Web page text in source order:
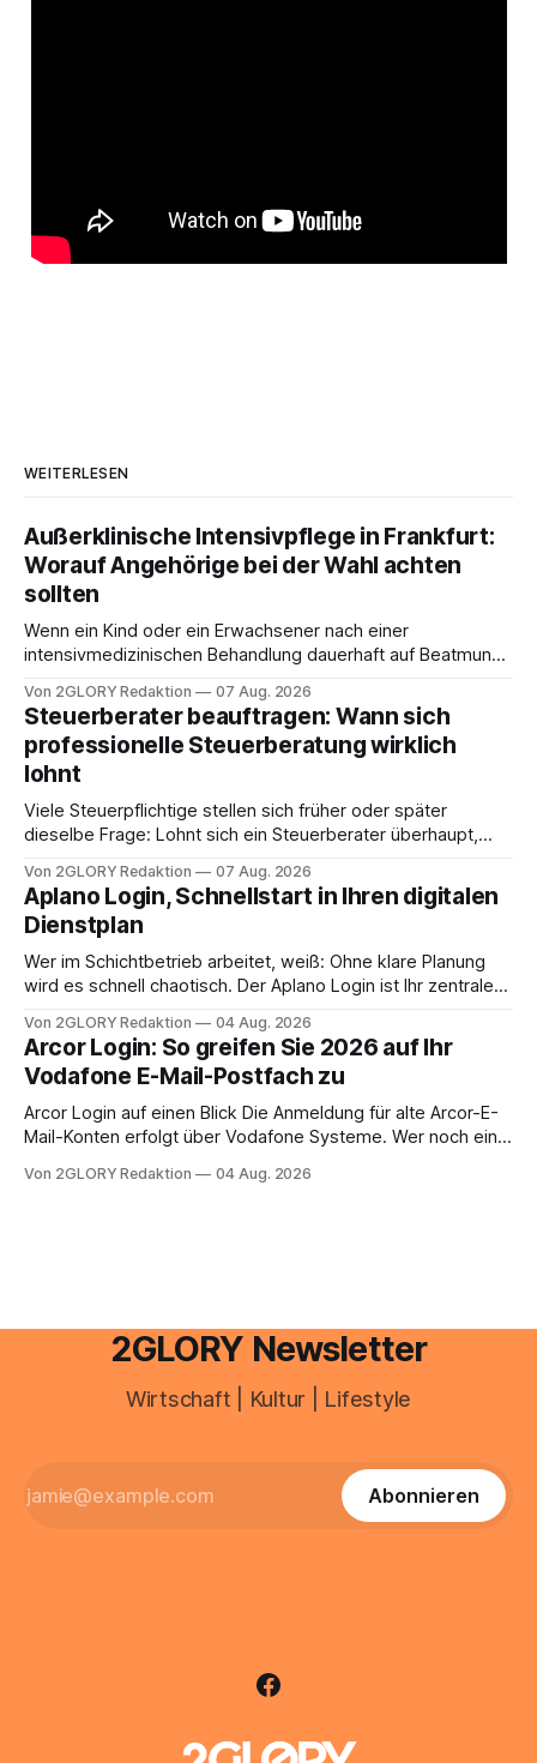
WEITERLESEN
Außerklinische Intensivpflege in Frankfurt:
Worauf Angehörige bei der Wahl achten
sollten
Wenn ein Kind oder ein Erwachsener nach einer
intensivmedizinischen Behandlung dauerhaft auf Beatmung
angewiesen ist, stellt sich für Familien eine schwierige
Frage: Muss die Versorgung dauerhaft in der Klinik bleiben –
oder ist ein Leben zu Hause möglich? Die außerklinische
Intensivpflege bietet genau diese Alternative: Sie
Von 2GLORY Redaktion 07 Aug. 2026
Steuerberater beauftragen: Wann sich
professionelle Steuerberatung wirklich
lohnt
Viele Steuerpflichtige stellen sich früher oder später
dieselbe Frage: Lohnt sich ein Steuerberater überhaupt,
erledigen? Die kurze Antwort: Bei einfachen
Einkommensverhältnissen reicht häufig eine Steuersoftware
aus – sobald jedoch mehrere Einkunftsarten
zusammentreffen oder größere finanzielle Veränderungen
anstehen, zahlt sich professionelle Unterstützung meist
Von 2GLORY Redaktion 07 Aug. 2026
Aplano Login, Schnellstart in Ihren digitalen
Dienstplan
Wer im Schichtbetrieb arbeitet, weiß: Ohne klare Planung
wird es schnell chaotisch. Der Aplano Login ist Ihr zentraler
abwesenheiten und die gesamte kommunikation rund um
Ihr personal digital zu organisieren. In diesem Leitfaden
erfahren Sie alles, was Sie für einen reibungslosen Einstieg
brauchen, von der Registrierung
Von 2GLORY Redaktion 04 Aug. 2026
Arcor Login: So greifen Sie 2026 auf Ihr
Vodafone E-Mail-Postfach zu
Arcor Login auf einen Blick Die Anmeldung für alte Arcor-E-
Mail-Konten erfolgt über Vodafone Systeme. Wer noch eine
besitzt, loggt sich heute über das Vodafone E-Mail & Cloud
Von 2GLORY Redaktion 04 Aug. 2026
2GLORY Newsletter
Wirtschaft | Kultur | Lifestyle
Abonnieren